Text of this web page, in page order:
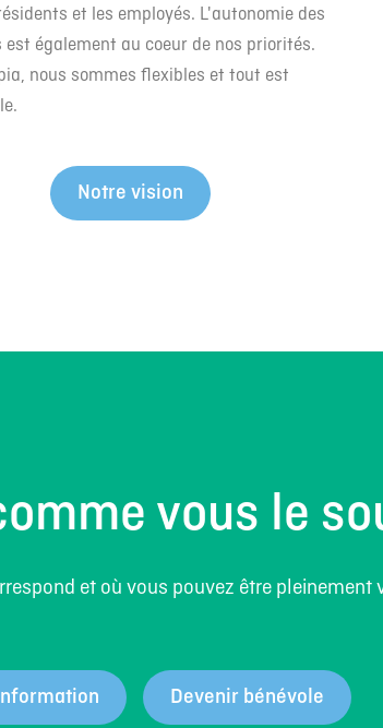
et les employés. L'autonomie des
est également au coeur de nos priorités.
nous sommes flexibles et tout est
Notre vision
vous le
et où vous pouvez être
Devenir bénévole